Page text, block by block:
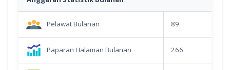
Pelawat Bulanan 89
Paparan Halaman Bulanan 266